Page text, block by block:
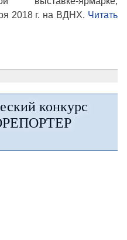
2018 г. на ВДНХ. Читать
конкурс